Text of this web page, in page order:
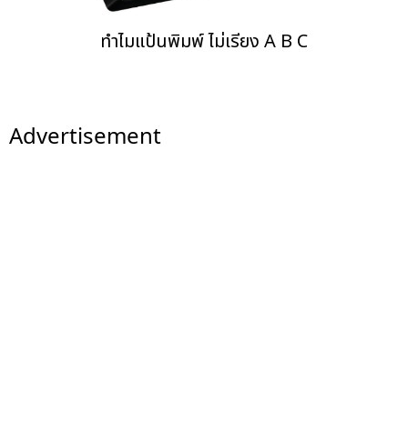
ทำไมแป้นพิมพ์ ไม่เรียง A B C
Advertisement